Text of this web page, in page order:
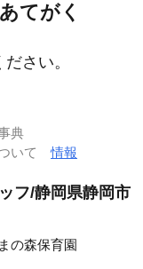
てがく
さい。
典
ついて情報
フ/静岡県静岡市
の森保育園